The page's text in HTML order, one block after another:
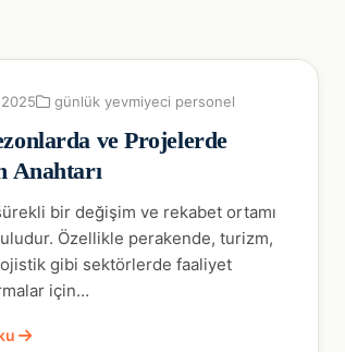
günlük yevmiyeci personel
ve Projelerde
Anahtarı
bir değişim ve rekabet ortamı
Özellikle perakende, turizm,
gibi sektörlerde faaliyet
için…